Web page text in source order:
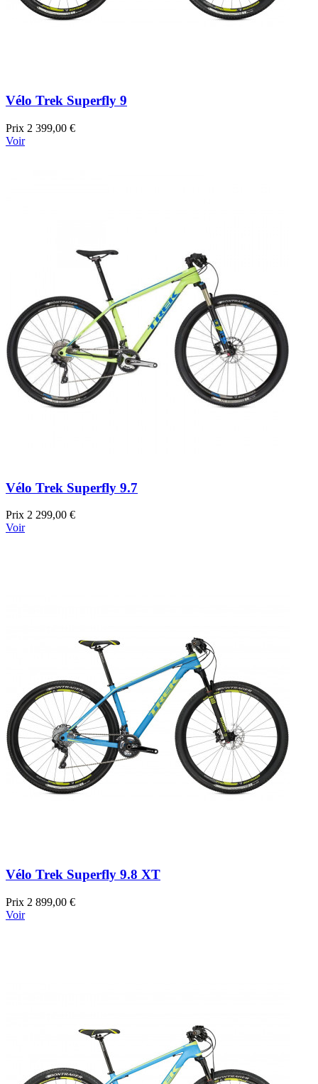
Vélo Trek Superfly 9
Prix 2 399,00 €
Voir
Vélo Trek Superfly 9.7
Prix 2 299,00 €
Voir
Vélo Trek Superfly 9.8 XT
Prix 2 899,00 €
Voir